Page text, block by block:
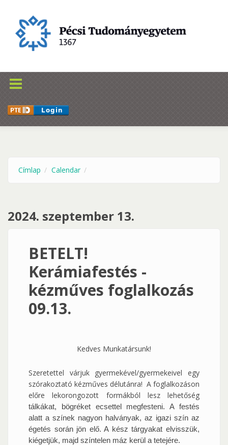
Címlap Calendar
2024. szeptember 13.
BETELT!
Kerámiafestés -
kézműves foglalkozás
09.13.
Kedves Munkatársunk!
Szeretettel várjuk gyermekével/gyermekeivel egy
szórakoztató kézműves délutánra! A foglalkozáson
előre lekorongozott formákból lesz lehetőség
tálkákat, bögréket ecsettel megfesteni. A festés
alatt a színek nagyon halványak, az igazi szín az
égetés során jön elő. A kész tárgyakat elvisszük,
kiégetjük, majd színtelen máz kerül a tetejére.